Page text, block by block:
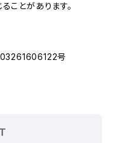
ことがあります。
号